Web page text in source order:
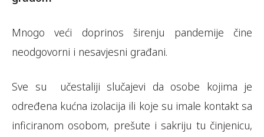
Mnogo veći doprinos širenju pandemije čine
neodgovorni i nesavjesni građani.
Sve su učestaliji slučajevi da osobe kojima je
određena kućna izolacija ili koje su imale kontakt sa
inficiranom osobom, prešute i sakriju tu činjenicu,